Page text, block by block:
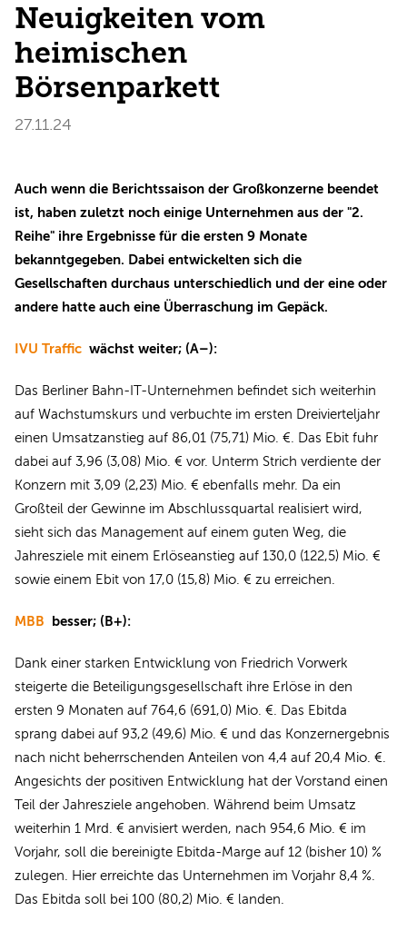
Neuigkeiten vom
heimischen
Börsenparkett
27.11.24
Auch wenn die Berichtssaison der Großkonzerne beendet
ist, haben zuletzt noch einige Unternehmen aus der "2.
Reihe" ihre Ergebnisse für die ersten 9 Monate
bekanntgegeben. Dabei entwickelten sich die
Gesellschaften durchaus unterschiedlich und der eine oder
andere hatte auch eine Überraschung im Gepäck.
IVU Traffic wächst weiter; (A–):
Das Berliner Bahn-IT-Unternehmen befindet sich weiterhin
auf Wachstumskurs und verbuchte im ersten Dreivierteljahr
einen Umsatzanstieg auf 86,01 (75,71) Mio. €. Das Ebit fuhr
dabei auf 3,96 (3,08) Mio. € vor. Unterm Strich verdiente der
Konzern mit 3,09 (2,23) Mio. € ebenfalls mehr. Da ein
Großteil der Gewinne im Abschlussquartal realisiert wird,
sieht sich das Management auf einem guten Weg, die
Jahresziele mit einem Erlöseanstieg auf 130,0 (122,5) Mio. €
sowie einem Ebit von 17,0 (15,8) Mio. € zu erreichen.
MBB besser; (B+):
Dank einer starken Entwicklung von Friedrich Vorwerk
steigerte die Beteiligungsgesellschaft ihre Erlöse in den
ersten 9 Monaten auf 764,6 (691,0) Mio. €. Das Ebitda
sprang dabei auf 93,2 (49,6) Mio. € und das Konzernergebnis
nach nicht beherrschenden Anteilen von 4,4 auf 20,4 Mio. €.
Angesichts der positiven Entwicklung hat der Vorstand einen
Teil der Jahresziele angehoben. Während beim Umsatz
weiterhin 1 Mrd. € anvisiert werden, nach 954,6 Mio. € im
Vorjahr, soll die bereinigte Ebitda-Marge auf 12 (bisher 10) %
zulegen. Hier erreichte das Unternehmen im Vorjahr 8,4 %.
Das Ebitda soll bei 100 (80,2) Mio. € landen.